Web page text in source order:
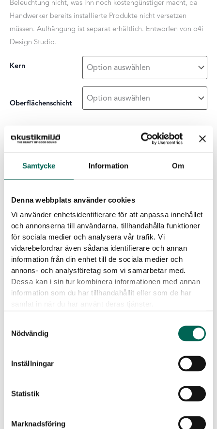
Samtycke Information Om
Denna webbplats använder cookies
Vi använder enhetsidentifierare för att anpassa innehållet
och annonserna till användarna, tillhandahålla funktioner
för sociala medier och analysera vår trafik. Vi
vidarebefordrar även sådana identifierare och annan
information från din enhet till de sociala medier och
annons- och analysföretag som vi samarbetar med.
Dessa kan i sin tur kombinera informationen med annan
information som du har tillhandahållit eller som de har
samlat in när du har använt deras tjänster.
Nödvändig
Inställningar
Statistik
Marknadsföring
Beleuchtung nicht, was ihn noch kostengünstiger macht, da
Handwerker bereits installierte Produkte nicht versetzen
müssen. Aufhängung ist separat erhältlich. Entworfen von o4i
Design Studio.
Kern
Oberflächenschicht
Pendula
Menge
Kern: Grau Hellgrau Schwarz Weiß
Einheiten pro Packung:
5 St.
Messen: 2400 × 400 × 50 mm
Eigenschaften von EcoSund
Keine Emissionen: EcoSUND wird aus recyceltem PET
hergestellt.
Keine gefährlichen Chemikalien: EcoSUND gibt keine Fasern
ab, die jucken oder reizen.
Herunterladbare Dateien
Produktdatenblatt